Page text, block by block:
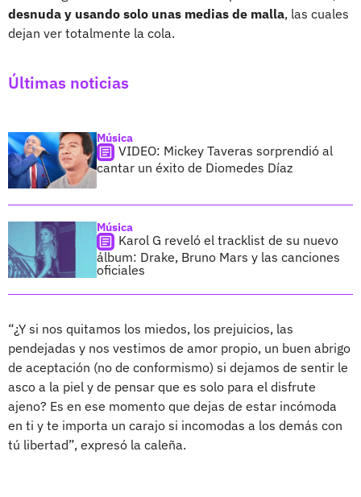
desnuda y usando solo unas medias de malla, las cuales
dejan ver totalmente la cola.
Últimas noticias
Música
VIDEO: Mickey Taveras sorprendió al
cantar un éxito de Diomedes Díaz
Música
Karol G reveló el tracklist de su nuevo
álbum: Drake, Bruno Mars y las canciones
oficiales
“¿Y si nos quitamos los miedos, los prejuicios, las
pendejadas y nos vestimos de amor propio, un buen abrigo
de aceptación (no de conformismo) si dejamos de sentir le
asco a la piel y de pensar que es solo para el disfrute
ajeno? Es en ese momento que dejas de estar incómoda
en ti y te importa un carajo si incomodas a los demás con
tú libertad”, expresó la caleña.